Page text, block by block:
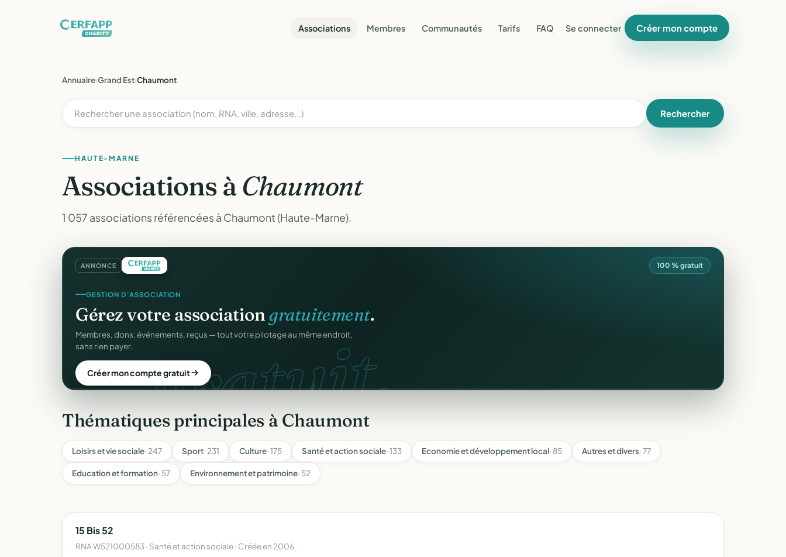
Associations Membres Communautés Tarifs FAQ Se connecter Créer mon compte
Annuaire›Grand Est›Chaumont
Rechercher
HAUTE-MARNE
Associations àChaumont
1 057 associations référencées à Chaumont (Haute-Marne).
ANNONCE 100 % gratuit
CRM.
CRM ASSOCIATIF
UnCRM completpour vos membres.
Fiches donateurs, historique des dons, relances, adhésions — fini les
fichiers Excel.
Découvrir le CRM gratuit
Thématiques principales à Chaumont
Loisirs et vie sociale· 247 Sport· 231 Culture· 175 Santé et action sociale· 133 Economie et développement local· 85 Autres et divers· 77
Education et formation· 57 Environnement et patrimoine· 52
15 Bis 52
RNA W521000583 · Santé et action sociale · Créée en 2006